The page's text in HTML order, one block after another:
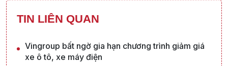
TIN LIÊN QUAN
Vingroup bất ngờ gia hạn chương trình giảm giá
xe ô tô, xe máy điện